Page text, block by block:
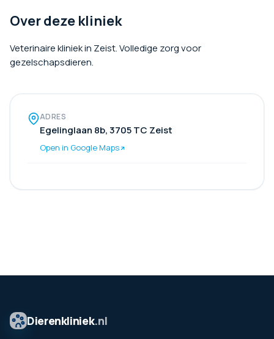
Over deze kliniek
Veterinaire kliniek in Zeist. Volledige zorg voor
gezelschapsdieren.
ADRES
Egelinglaan 8b, 3705 TC Zeist
Open in Google Maps
Dierenkliniek.nl